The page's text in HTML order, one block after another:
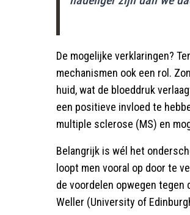
De mogelijke verklaringen?
mechanismen ook een rol.
huid, wat de bloeddruk
een positieve invloed te
multiple sclerose (MS) en
Belangrijk is wél het
loopt men vooral op door te
de voordelen opwegen tegen
Weller (University of